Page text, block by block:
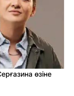
өзіне